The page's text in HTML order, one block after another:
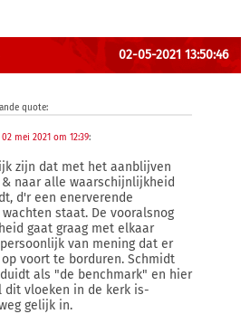
02-05-2021 13:50:46
quote:
02 mei 2021 om 12:39:
zijn dat met het aanblijven
& naar alle waarschijnlijkheid
d'r een enerverende
staat. De vooralsnog
gaat graag met elkaar
van mening dat er
voort te borduren. Schmidt
als "de benchmark" en hier
dit vloeken in de kerk is-
gelijk in.